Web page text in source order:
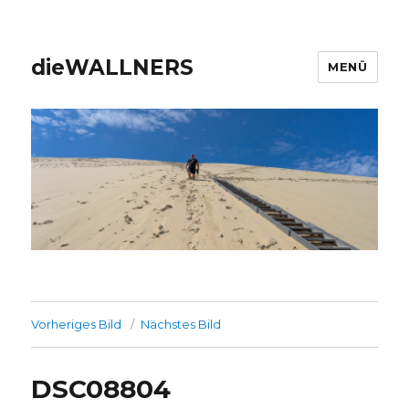
dieWALLNERS MENÜ
Vorheriges Bild Nächstes Bild
DSC08804